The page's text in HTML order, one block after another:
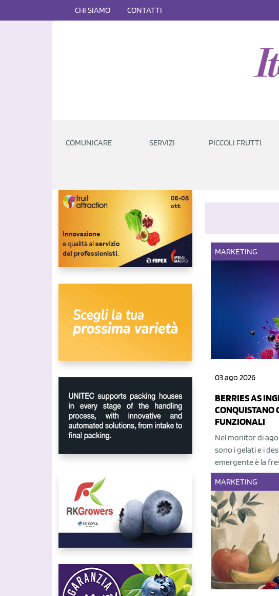
CHI SIAMO CONTATTI
COMUNICARE SERVIZI PICCOLI FRUTTI
MARKETING
03 ago 2026
BERRIES AS
CONQUISTANO
FUNZIONALI
Nel monitor di
sono i gelati e i
emergente è la
MARKETING